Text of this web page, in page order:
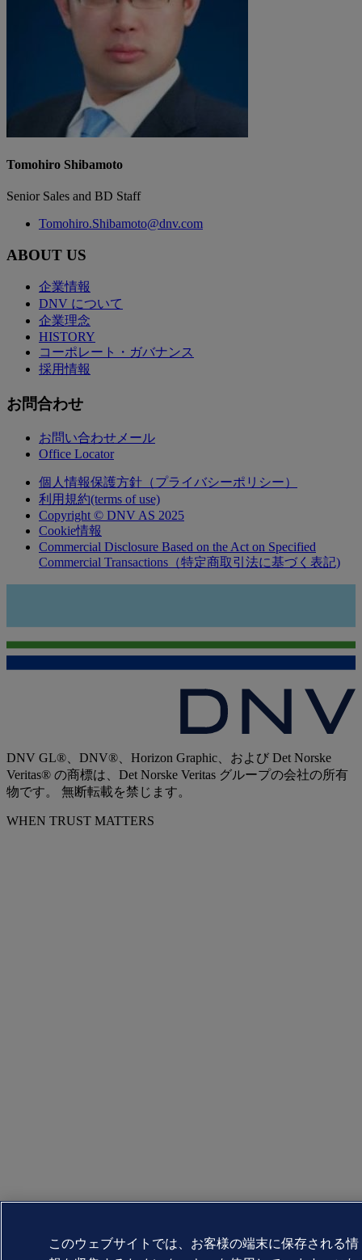
Tomohiro Shibamoto
Senior Sales and BD Staff
Tomohiro.Shibamoto@dnv.com
ABOUT US
企業情報
DNV について
企業理念
HISTORY
コーポレート・ガバナンス
採用情報
お問合わせ
お問い合わせメール
Office Locator
個人情報保護方針（プライバシーポリシー）
利用規約(terms of use)
Copyright © DNV AS 2025
Cookie情報
Commercial Disclosure Based on the Act on Specified
Commercial Transactions（特定商取引法に基づく表記)
DNV GL®、DNV®、Horizon Graphic、および Det Norske
Veritas® の商標は、Det Norske Veritas グループの会社の所有
物です。 無断転載を禁じます。
WHEN TRUST MATTERS
このウェブサイトでは、お客様の端末に保存される情